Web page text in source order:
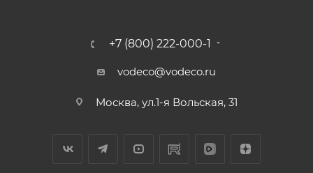
+7 (800) 222-000-1
vodeco@vodeco.ru
Москва, ул.1-я Вольская, 31